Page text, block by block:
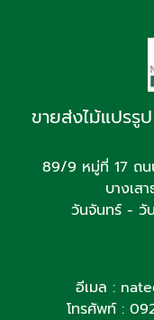
ขายส่งไม้แปรรู
89/9 หมู่ที่ 17 ถน
บางเส
วันจันทร์ - วั
อีเมล :
โทรศัพท์ :